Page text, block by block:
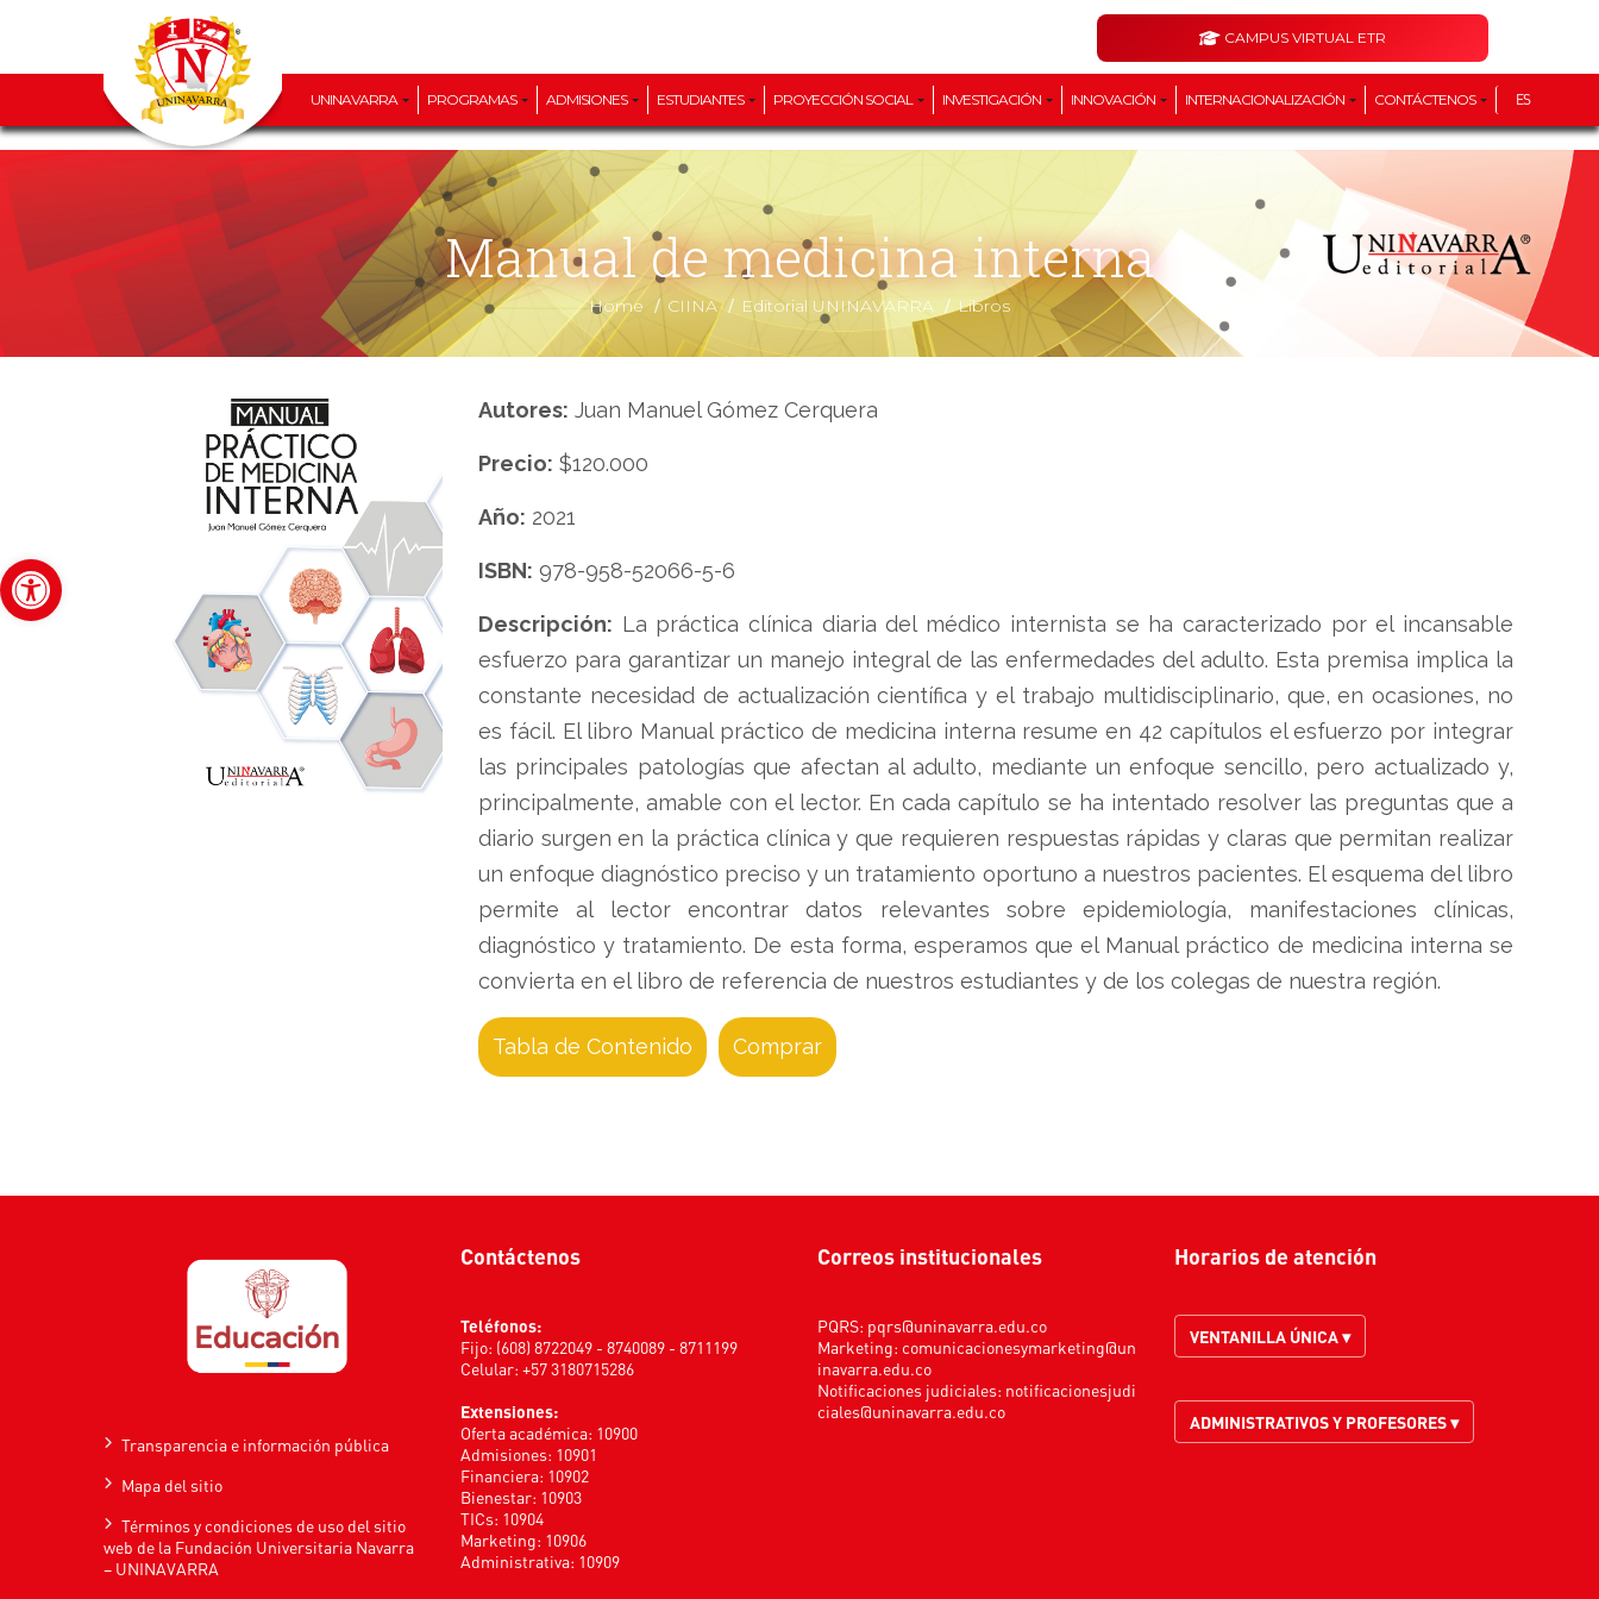
Abrir barra de herramientas
CAMPUS VIRTUAL ETR
UNINAVARRA PROGRAMAS ADMISIONES ESTUDIANTES PROYECCIÓN SOCIAL INVESTIGACIÓN INNOVACIÓN INTERNACIONALIZACIÓN CONTÁCTENOS ES
Manual de medicina interna
Home / CIINA/ Editorial UNINAVARRA / Libros
Autores: Juan Manuel Gómez Cerquera
Precio: $120.000
Año: 2021
ISBN: 978-958-52066-5-6
Descripción: La práctica clínica diaria del médico internista se ha caracterizado por el incansable
esfuerzo para garantizar un manejo integral de las enfermedades del adulto. Esta premisa implica la
constante necesidad de actualización científica y el trabajo multidisciplinario, que, en ocasiones, no
es fácil. El libro Manual práctico de medicina interna resume en 42 capítulos el esfuerzo por integrar
las principales patologías que afectan al adulto, mediante un enfoque sencillo, pero actualizado y,
principalmente, amable con el lector. En cada capítulo se ha intentado resolver las preguntas que a
diario surgen en la práctica clínica y que requieren respuestas rápidas y claras que permitan realizar
un enfoque diagnóstico preciso y un tratamiento oportuno a nuestros pacientes. El esquema del libro
permite al lector encontrar datos relevantes sobre epidemiología, manifestaciones clínicas,
diagnóstico y tratamiento. De esta forma, esperamos que el Manual práctico de medicina interna se
convierta en el libro de referencia de nuestros estudiantes y de los colegas de nuestra región.
Tabla de Contenido Comprar
Transparencia e información pública
Mapa del sitio
Términos y condiciones de uso del sitio
web de la Fundación Universitaria Navarra
– UNINAVARRA
Contáctenos
Teléfonos:
Fijo: (608) 8722049 - 8740089 - 8711199
Celular: +57 3180715286
Extensiones:
Oferta académica: 10900
Admisiones: 10901
Financiera: 10902
Bienestar: 10903
TICs: 10904
Marketing: 10906
Administrativa: 10909
Correos institucionales
PQRS: pqrs@uninavarra.edu.co
Marketing: comunicacionesymarketing@un
inavarra.edu.co
Notificaciones judiciales: notificacionesjudi
ciales@uninavarra.edu.co
Horarios de atención
VENTANILLA ÚNICA ▾
ADMINISTRATIVOS Y PROFESORES ▾